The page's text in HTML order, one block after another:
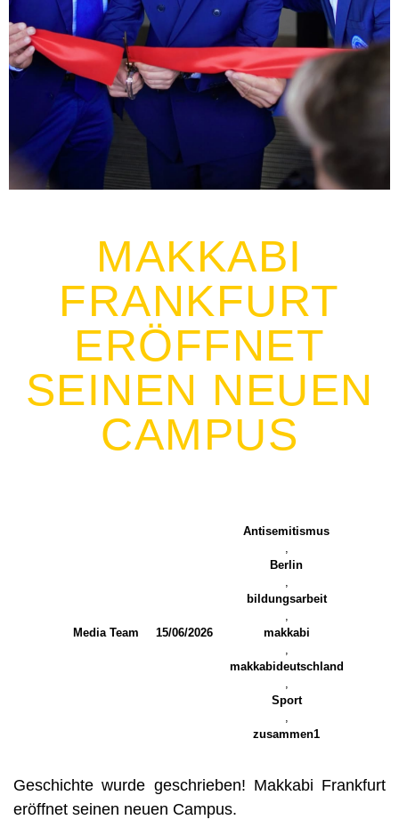
MAKKABI
FRANKFURT
ERÖFFNET
SEINEN NEUEN
CAMPUS
Media Team 15/06/2026
Antisemitismus
Berlin
bildungsarbeit
makkabi
makkabideutschland
Sport
zusammen1
Geschichte wurde geschrieben! Makkabi Frankfurt
eröffnet seinen neuen Campus.